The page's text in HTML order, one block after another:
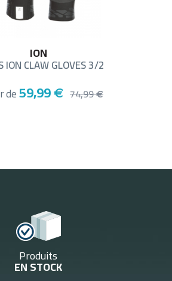
ION
ION CLAW GLOVES 3/2
de59,99 € 74,99€
Produits
EN STOCK